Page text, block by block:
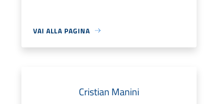
VAI ALLA PAGINA
Cristian Manini